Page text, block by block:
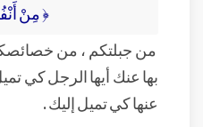
﴿ مِنْ
من جبلتكم ، من
بها عنك أيها الرجل كي
عنها كي تميل إليك .